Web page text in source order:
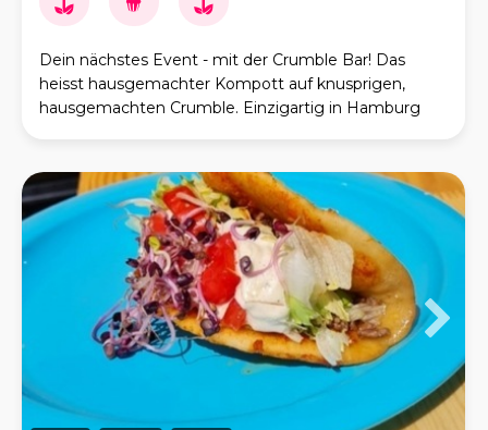
Dein nächstes Event - mit der Crumble Bar! Das
heisst hausgemachter Kompott auf knusprigen,
hausgemachten Crumble. Einzigartig in Hamburg